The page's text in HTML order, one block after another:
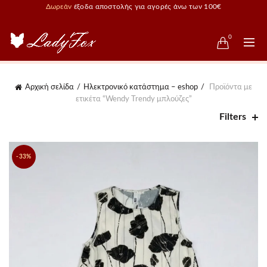
Δωρεάν έξοδα αποστολής για αγορές άνω των 100€
0
Αρχική σελίδα Ηλεκτρονικό κατάστημα – eshop
Προϊόντα με
ετικέτα “Wendy Trendy μπλούζες”
Filters
-33%